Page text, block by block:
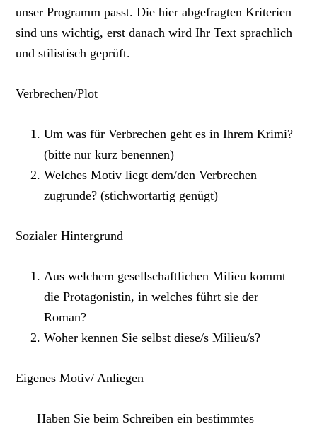
unser Programm passt. Die hier abgefragten Kriterien
sind uns wichtig, erst danach wird Ihr Text sprachlich
und stilistisch geprüft.
Verbrechen/Plot
Um was für Verbrechen geht es in Ihrem Krimi?
(bitte nur kurz benennen)
Welches Motiv liegt dem/den Verbrechen
zugrunde? (stichwortartig genügt)
Sozialer Hintergrund
Aus welchem gesellschaftlichen Milieu kommt
die Protagonistin, in welches führt sie der
Roman?
Woher kennen Sie selbst diese/s Milieu/s?
Eigenes Motiv/ Anliegen
Haben Sie beim Schreiben ein bestimmtes